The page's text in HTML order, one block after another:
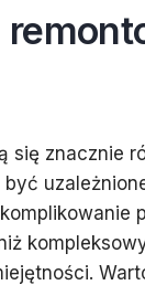
się znacznie